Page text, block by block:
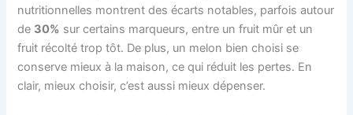
nutritionnelles montrent des écarts notables, parfois autour
de 30% sur certains marqueurs, entre un fruit mûr et un
fruit récolté trop tôt. De plus, un melon bien choisi se
conserve mieux à la maison, ce qui réduit les pertes. En
clair, mieux choisir, c’est aussi mieux dépenser.